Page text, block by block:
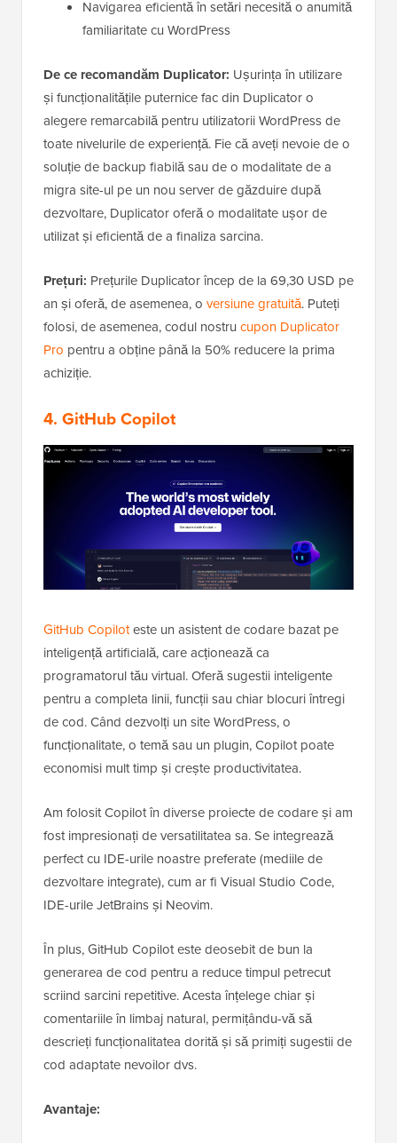
Navigarea eficientă în setări necesită o anumită
familiaritate cu WordPress
De ce recomandăm Duplicator: Ușurința în utilizare
și funcționalitățile puternice fac din Duplicator o
alegere remarcabilă pentru utilizatorii WordPress de
toate nivelurile de experiență. Fie că aveți nevoie de o
soluție de backup fiabilă sau de o modalitate de a
migra site-ul pe un nou server de găzduire după
dezvoltare, Duplicator oferă o modalitate ușor de
utilizat și eficientă de a finaliza sarcina.
Prețuri: Prețurile Duplicator încep de la 69,30 USD pe
an și oferă, de asemenea, o versiune gratuită. Puteți
folosi, de asemenea, codul nostru cupon Duplicator
Pro pentru a obține până la 50% reducere la prima
achiziție.
4. GitHub Copilot
GitHub Copiloteste un asistent de codare bazat pe
inteligență artificială, care acționează ca
programatorul tău virtual. Oferă sugestii inteligente
pentru a completa linii, funcții sau chiar blocuri întregi
de cod. Când dezvolți un site WordPress, o
funcționalitate, o temă sau un plugin, Copilot poate
economisi mult timp și crește productivitatea.
Am folosit Copilot în diverse proiecte de codare și am
fost impresionați de versatilitatea sa. Se integrează
perfect cu IDE-urile noastre preferate (mediile de
dezvoltare integrate), cum ar fi Visual Studio Code,
IDE-urile JetBrains și Neovim.
În plus, GitHub Copilot este deosebit de bun la
generarea de cod pentru a reduce timpul petrecut
scriind sarcini repetitive. Acesta înțelege chiar și
comentariile în limbaj natural, permițându-vă să
descrieți funcționalitatea dorită și să primiți sugestii de
cod adaptate nevoilor dvs.
Avantaje: